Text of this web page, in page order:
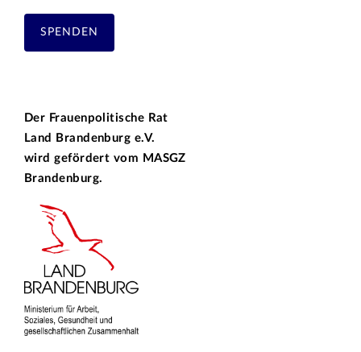
SPENDEN
Der Frauenpolitische Rat
Land Brandenburg e.V.
wird gefördert vom MASGZ
Brandenburg.